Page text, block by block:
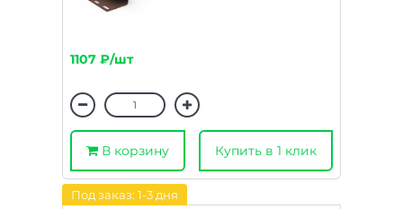
1107 ₽/шт
В корзину Купить в 1 клик
Под заказ: 1-3 дня